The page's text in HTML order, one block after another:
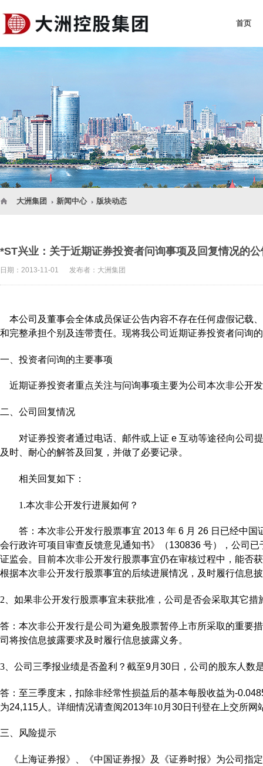
首页
大洲集团 新闻中心 版块动态
*ST兴业：关于近期证券投资者问询事项及回复情况的公
日期：2013-11-01 发布者：大洲集团
本公司及董事会全体成员保证公告内容不存在任何虚假记载
和完整承担个别及连带责任。 现将我公司近期证券投资者问询
一、投资者问询的主要事项
近期证券投资者重点关注与问询事项主要为公司本次非公开
二、公司回复情况
对证券投资者通过电话、邮件或上证 e 互动等途径向公司
及时、耐心的解答及回复，并做了必要记录。
相关回复如下：
1.本次非公开发行进展如何？
答：本次非公开发行股票事宜 2013 年 6 月 26 日已经中国
会行政许可项目审查反馈意见通知书》
（130836 号），公司已
证监会。目前本次非公开发行股票事宜仍在审核过程中，能否
根据本次非公开发行股票事宜的后续进展情况，及时履行信息
2 、如果非公开发行股票事宜未获批准，公司是否会采取其它
答：本次非公开发行是公司为避免股票暂停上市所采取的重要
司将按信息披露要求及时履行信息披露义务。
3 、公司三季报业绩是否盈利？截至9月 30日，公司的股东人数
答：至三季度末，扣除非经常性损益后的基本每股收益为-
为24,115人。详细情况请查阅2013年10月 30日刊登在上交所网
三、风险提示
《上海证券报》、《中国证券报》及《证券时报》为公司指